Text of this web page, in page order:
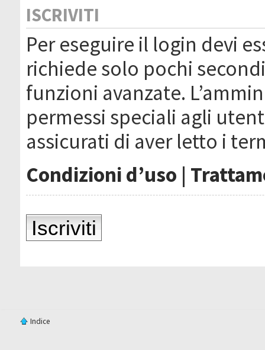
ISCRIVITI
Per eseguire il login devi
richiede solo pochi
funzioni avanzate.
permessi speciali agli
assicurati di aver letto i
Condizioni d’uso |
Iscriviti
Indice